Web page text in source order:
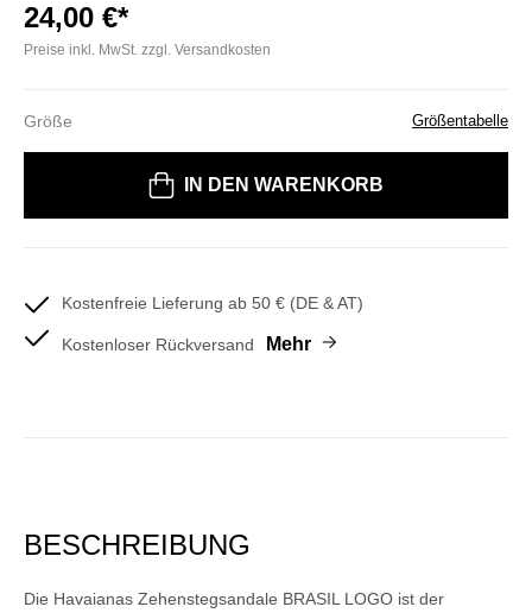
24,00 €*
Preise inkl. MwSt. zzgl. Versandkosten
Größe Größentabelle
IN DEN WARENKORB
Kostenfreie Lieferung ab 50 € (DE & AT)
Kostenloser Rückversand Mehr
BESCHREIBUNG
Die Havaianas Zehenstegsandale BRASIL LOGO ist der